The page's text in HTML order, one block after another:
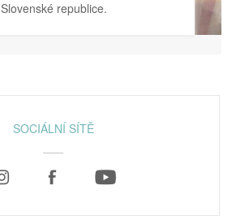
Slovenské republice.
SOCIÁLNÍ SÍTĚ